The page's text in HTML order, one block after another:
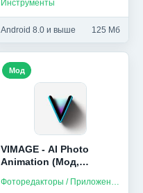
Инструменты
Android 8.0 и выше 125 Мб
VIMAGE - AI Photo
Animation (Мод,
Фоторедакторы / Приложения на русском
Мод